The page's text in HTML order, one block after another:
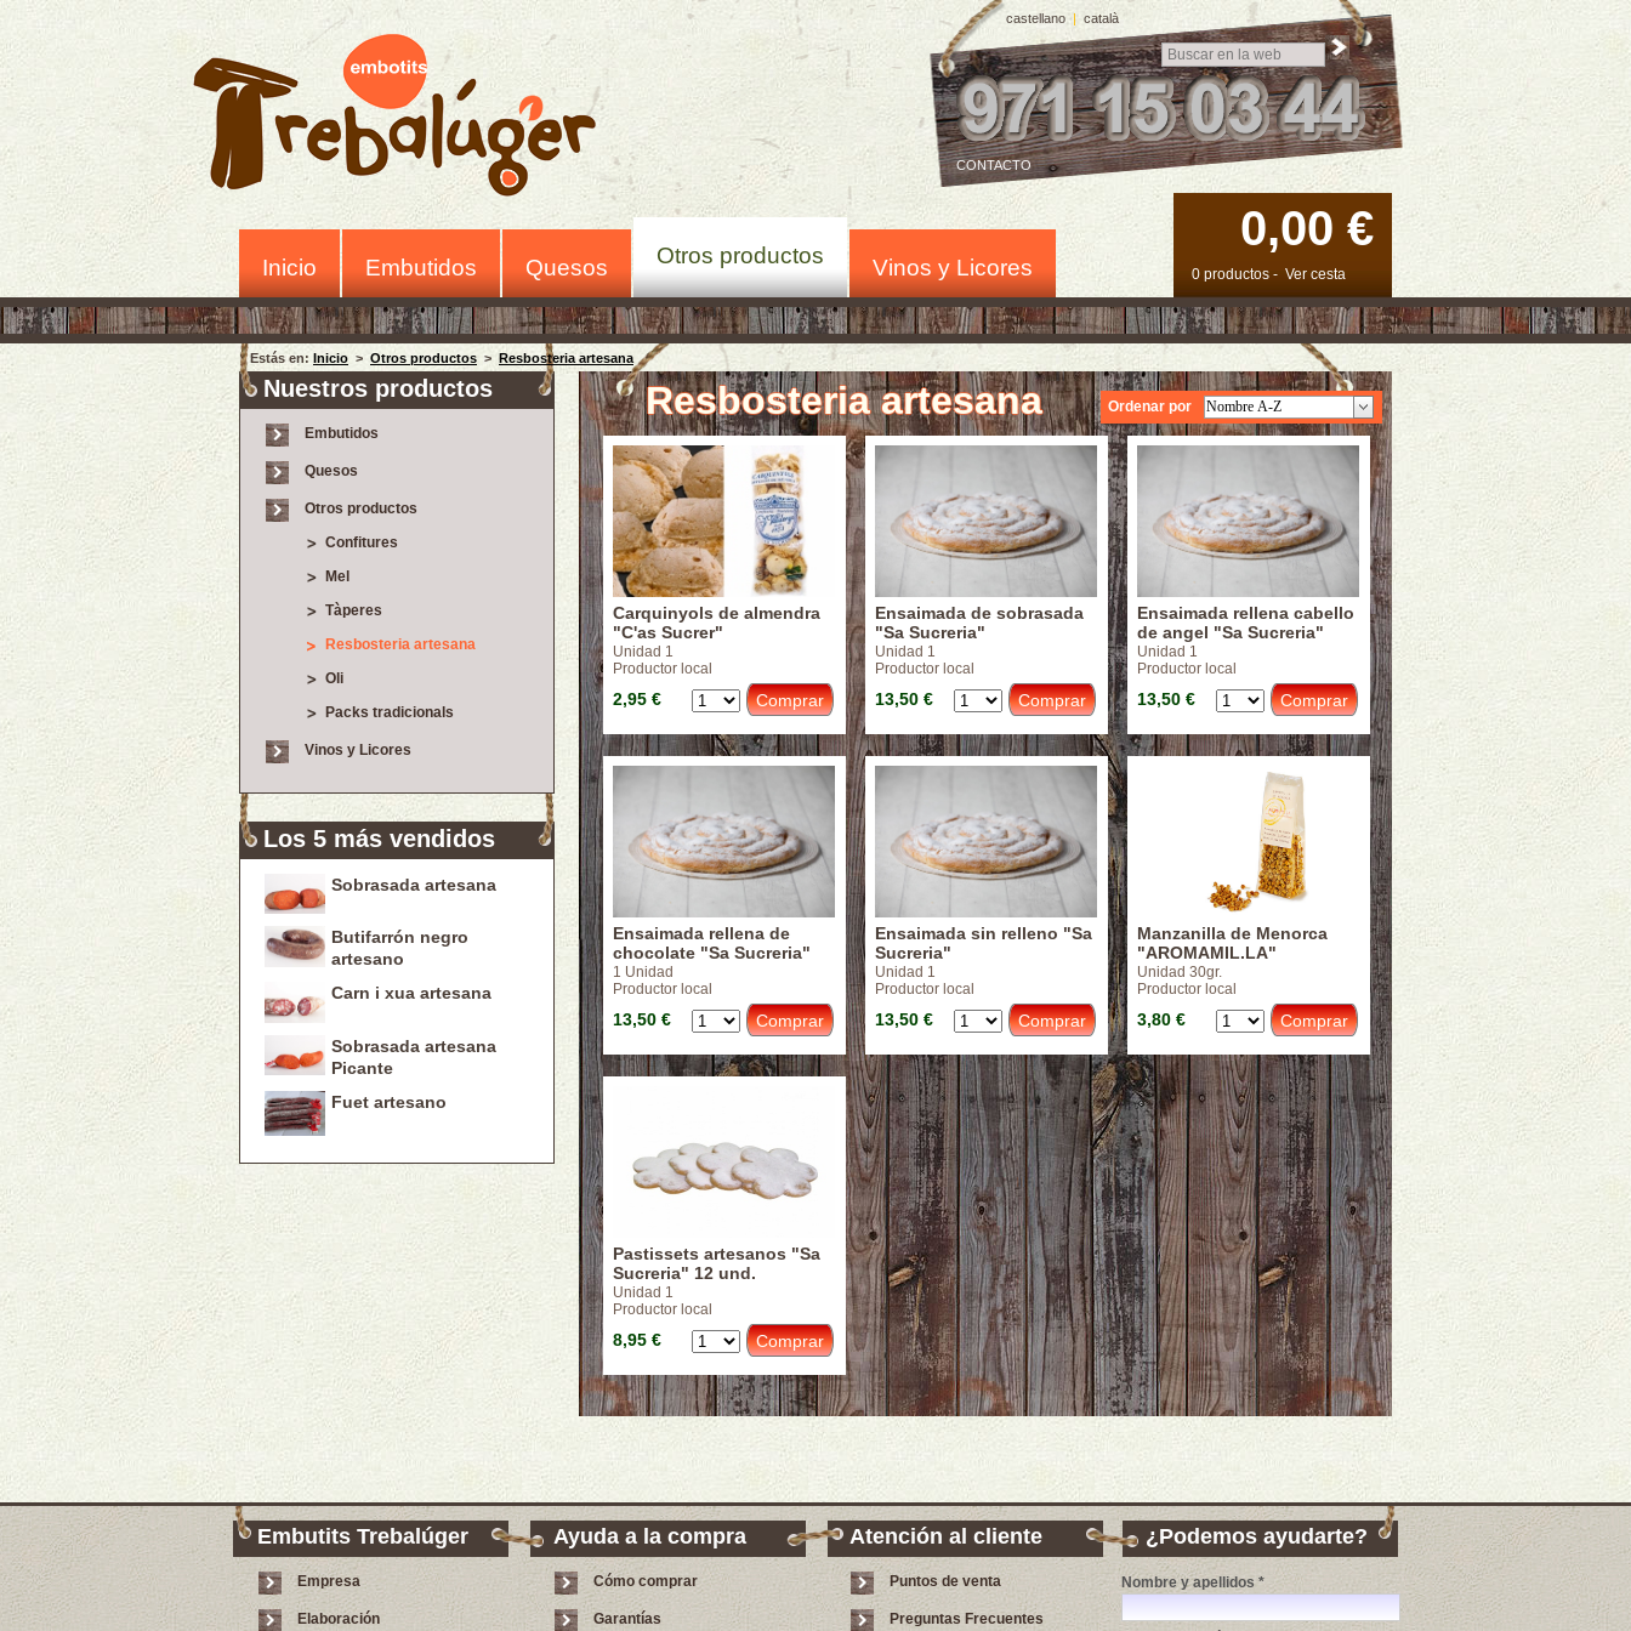
castellano | català
CONTACTO
Inicio Embutidos Quesos Otros productos Vinos y Licores
0,00 €
0 productos - Ver cesta
Estás en: Inicio > Otros productos > Resbosteria artesana
Nuestros productos
Embutidos
Quesos
Otros productos
Confitures
Mel
Tàperes
Resbosteria artesana
Oli
Packs tradicionals
Vinos y Licores
Los 5 más vendidos
Sobrasada artesana
Butifarrón negro
artesano
Carn i xua artesana
Sobrasada artesana
Picante
Fuet artesano
Resbosteria artesana Ordenar por
Carquinyols de almendra
"C'as Sucrer"
Unidad 1
Productor local
2,95 €
Ensaimada de sobrasada
"Sa Sucreria"
Unidad 1
Productor local
13,50 €
Ensaimada rellena cabello
de angel "Sa Sucreria"
Unidad 1
Productor local
13,50 €
Ensaimada rellena de
chocolate "Sa Sucreria"
1 Unidad
Productor local
13,50 €
Ensaimada sin relleno "Sa
Sucreria"
Unidad 1
Productor local
13,50 €
Manzanilla de Menorca
"AROMAMIL.LA"
Unidad 30gr.
Productor local
3,80 €
Pastissets artesanos "Sa
Sucreria" 12 und.
Unidad 1
Productor local
8,95 €
Embutits Trebalúger
Empresa
Elaboración
Ayuda a la compra
Cómo comprar
Garantías
Atención al cliente
Puntos de venta
Preguntas Frecuentes
¿Podemos ayudarte?
Nombre y apellidos *